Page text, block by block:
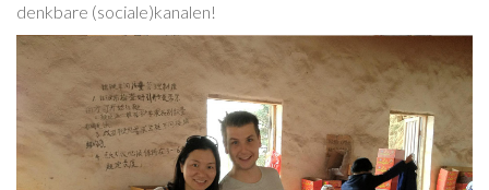
denkbare (sociale)kanalen!